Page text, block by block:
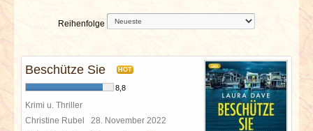
VERLOSUNGEN
SPECIALS
REDAKTION
Reihenfolge
Beschütze Sie HOT
8,8
Krimi u. Thriller
Christine Rubel 28. November 2022